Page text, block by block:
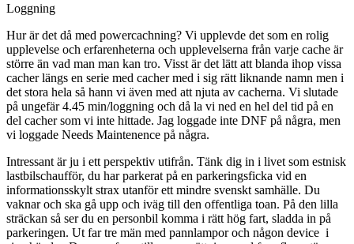
Loggning
Hur är det då med powercachning? Vi upplevde det som en rolig
upplevelse och erfarenheterna och upplevelserna från varje cache är
större än vad man man kan tro. Visst är det lätt att blanda ihop vissa
cacher längs en serie med cacher med i sig rätt liknande namn men i
det stora hela så hann vi även med att njuta av cacherna. Vi slutade
på ungefär 4.45 min/loggning och då la vi ned en hel del tid på en
del cacher som vi inte hittade. Jag loggade inte DNF på några, men
vi loggade Needs Maintenence på några.
Intressant är ju i ett perspektiv utifrån. Tänk dig in i livet som estnisk
lastbilschaufför, du har parkerat på en parkeringsficka vid en
informationsskylt strax utanför ett mindre svenskt samhälle. Du
vaknar och ska gå upp och iväg till den offentliga toan. På den lilla
sträckan så ser du en personbil komma i rätt hög fart, sladda in på
parkeringen. Ut far tre män med pannlampor och någon device i